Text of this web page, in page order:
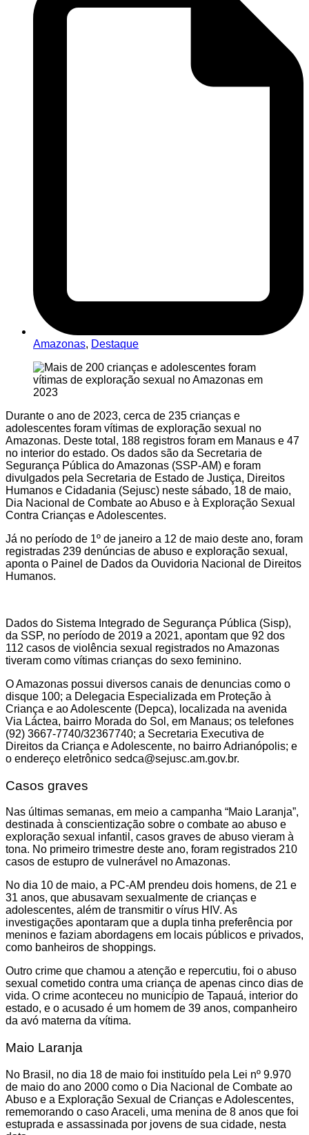
Amazonas, Destaque
Durante o ano de 2023, cerca de 235 crianças e
adolescentes foram vítimas de exploração sexual no
Amazonas. Deste total, 188 registros foram em Manaus e 47
no interior do estado. Os dados são da Secretaria de
Segurança Pública do Amazonas (SSP-AM) e foram
divulgados pela Secretaria de Estado de Justiça, Direitos
Humanos e Cidadania (Sejusc) neste sábado, 18 de maio,
Dia Nacional de Combate ao Abuso e à Exploração Sexual
Contra Crianças e Adolescentes.
Já no período de 1º de janeiro a 12 de maio deste ano, foram
registradas 239 denúncias de abuso e exploração sexual,
aponta o Painel de Dados da Ouvidoria Nacional de Direitos
Humanos.
Dados do Sistema Integrado de Segurança Pública (Sisp),
da SSP, no período de 2019 a 2021, apontam que 92 dos
112 casos de violência sexual registrados no Amazonas
tiveram como vítimas crianças do sexo feminino.
O Amazonas possui diversos canais de denuncias como o
disque 100; a Delegacia Especializada em Proteção à
Criança e ao Adolescente (Depca), localizada na avenida
Via Láctea, bairro Morada do Sol, em Manaus; os telefones
(92) 3667-7740/32367740; a Secretaria Executiva de
Direitos da Criança e Adolescente, no bairro Adrianópolis; e
o endereço eletrônico sedca@sejusc.am.gov.br.
Casos graves
Nas últimas semanas, em meio a campanha “Maio Laranja”,
destinada à conscientização sobre o combate ao abuso e
exploração sexual infantil, casos graves de abuso vieram à
tona. No primeiro trimestre deste ano, foram registrados 210
casos de estupro de vulnerável no Amazonas.
No dia 10 de maio, a PC-AM prendeu dois homens, de 21 e
31 anos, que abusavam sexualmente de crianças e
adolescentes, além de transmitir o vírus HIV. As
investigações apontaram que a dupla tinha preferência por
meninos e faziam abordagens em locais públicos e privados,
como banheiros de shoppings.
Outro crime que chamou a atenção e repercutiu, foi o abuso
sexual cometido contra uma criança de apenas cinco dias de
vida. O crime aconteceu no município de Tapauá, interior do
estado, e o acusado é um homem de 39 anos, companheiro
da avó materna da vítima.
Maio Laranja
No Brasil, no dia 18 de maio foi instituído pela Lei nº 9.970
de maio do ano 2000 como o Dia Nacional de Combate ao
Abuso e a Exploração Sexual de Crianças e Adolescentes,
rememorando o caso Araceli, uma menina de 8 anos que foi
estuprada e assassinada por jovens de sua cidade, nesta